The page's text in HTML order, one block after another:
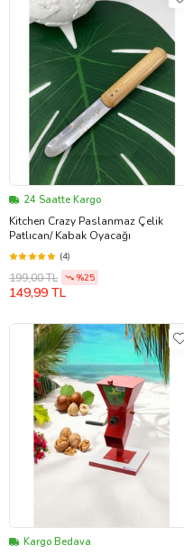
24 Saatte Kargo
Kitchen Crazy Paslanmaz Çelik
Patlıcan/ Kabak Oyacağı
(4)
199,00 TL %25
149,99 TL
Kargo Bedava